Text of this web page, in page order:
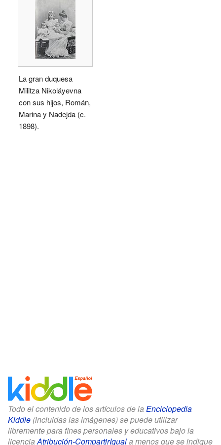
La gran duquesa
Militza Nikoláyevna
con sus hijos, Román,
Marina y Nadejda (c.
1898).
Todo el contenido de los artículos de la Enciclopedia
Kiddle (incluidas las imágenes) se puede utilizar
libremente para fines personales y educativos bajo la
licenciaAtribución-CompartirIguala menos que se indique